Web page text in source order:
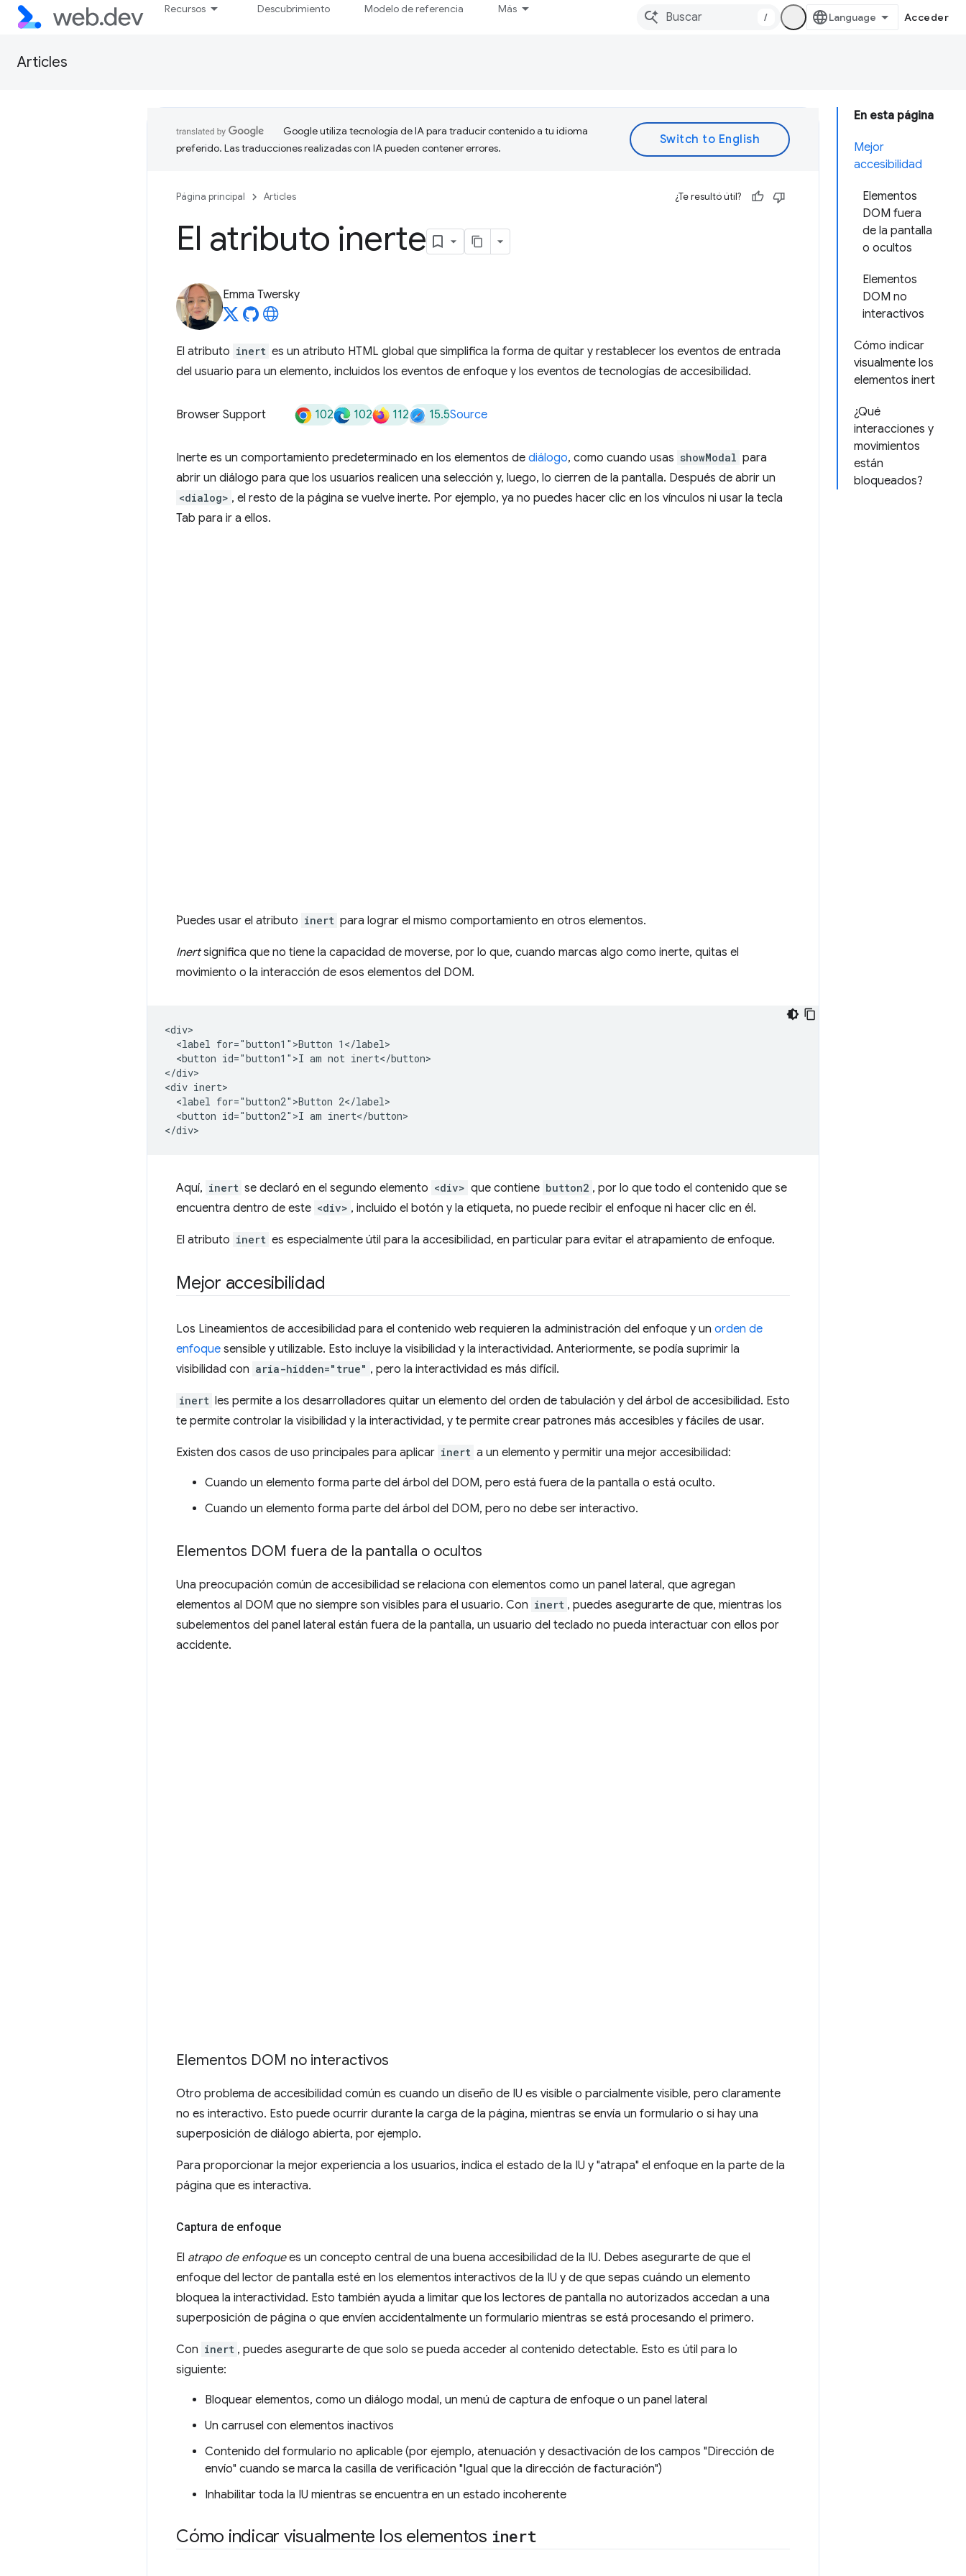
Recursos Descubrimiento Modelo de referencia Más
/ Acceder
Articles
En esta página
Mejor
accesibilidad
Elementos
DOM fuera
de la pantalla
o ocultos
Elementos
DOM no
interactivos
Cómo indicar
visualmente los
elementos inert
¿Qué
interacciones y
movimientos
están
bloqueados?
Google utiliza tecnología de IA para traducir contenido a tu idioma
preferido. Las traducciones realizadas con IA pueden contener errores.
Página principal Articles ¿Te resultó útil?
El atributo inerte
Emma Twersky
El atributo inert es un atributo HTML global que simplifica la forma de quitar y restablecer los eventos de entrada
del usuario para un elemento, incluidos los eventos de enfoque y los eventos de tecnologías de accesibilidad.
Browser Support 102 102 112 15.5Source
Inerte es un comportamiento predeterminado en los elementos de diálogo, como cuando usas showModal para
abrir un diálogo para que los usuarios realicen una selección y, luego, lo cierren de la pantalla. Después de abrir un
<dialog> , el resto de la página se vuelve inerte. Por ejemplo, ya no puedes hacer clic en los vínculos ni usar la tecla
Tab para ir a ellos.
.
Puedes usar el atributo inert para lograr el mismo comportamiento en otros elementos.
Inertsignifica que no tiene la capacidad de moverse, por lo que, cuando marcas algo como inerte, quitas el
movimiento o la interacción de esos elementos del DOM.
<div>
  <label for="button1">Button 1</label>
  <button id="button1">I am not inert</button>
</div>
<div inert>
  <label for="button2">Button 2</label>
  <button id="button2">I am inert</button>
Aquí, inert se declaró en el segundo elemento <div> que contiene button2 , por lo que todo el contenido que se
encuentra dentro de este <div> , incluido el botón y la etiqueta, no puede recibir el enfoque ni hacer clic en él.
El atributo inert es especialmente útil para la accesibilidad, en particular para evitar el atrapamiento de enfoque.
Mejor accesibilidad
Los Lineamientos de accesibilidad para el contenido web requieren la administración del enfoque y un orden de
enfoque sensible y utilizable. Esto incluye la visibilidad y la interactividad. Anteriormente, se podía suprimir la
visibilidad con aria-hidden="true" , pero la interactividad es más difícil.
inert les permite a los desarrolladores quitar un elemento del orden de tabulación y del árbol de accesibilidad. Esto
te permite controlar la visibilidad y la interactividad, y te permite crear patrones más accesibles y fáciles de usar.
Existen dos casos de uso principales para aplicar inert a un elemento y permitir una mejor accesibilidad:
Cuando un elemento forma parte del árbol del DOM, pero está fuera de la pantalla o está oculto.
Cuando un elemento forma parte del árbol del DOM, pero no debe ser interactivo.
Elementos DOM fuera de la pantalla o ocultos
Una preocupación común de accesibilidad se relaciona con elementos como un panel lateral, que agregan
elementos al DOM que no siempre son visibles para el usuario. Con inert , puedes asegurarte de que, mientras los
subelementos del panel lateral están fuera de la pantalla, un usuario del teclado no pueda interactuar con ellos por
accidente.
Elementos DOM no interactivos
Otro problema de accesibilidad común es cuando un diseño de IU es visible o parcialmente visible, pero claramente
no es interactivo. Esto puede ocurrir durante la carga de la página, mientras se envía un formulario o si hay una
superposición de diálogo abierta, por ejemplo.
Para proporcionar la mejor experiencia a los usuarios, indica el estado de la IU y "atrapa" el enfoque en la parte de la
página que es interactiva.
Captura de enfoque
El atrapo de enfoquees un concepto central de una buena accesibilidad de la IU. Debes asegurarte de que el
enfoque del lector de pantalla esté en los elementos interactivos de la IU y de que sepas cuándo un elemento
bloquea la interactividad. Esto también ayuda a limitar que los lectores de pantalla no autorizados accedan a una
superposición de página o que envíen accidentalmente un formulario mientras se está procesando el primero.
Con inert , puedes asegurarte de que solo se pueda acceder al contenido detectable. Esto es útil para lo
siguiente:
Bloquear elementos, como un diálogo modal, un menú de captura de enfoque o un panel lateral
Un carrusel con elementos inactivos
Contenido del formulario no aplicable (por ejemplo, atenuación y desactivación de los campos "Dirección de
envío" cuando se marca la casilla de verificación "Igual que la dirección de facturación")
Inhabilitar toda la IU mientras se encuentra en un estado incoherente
Cómo indicar visualmente los elementos inert